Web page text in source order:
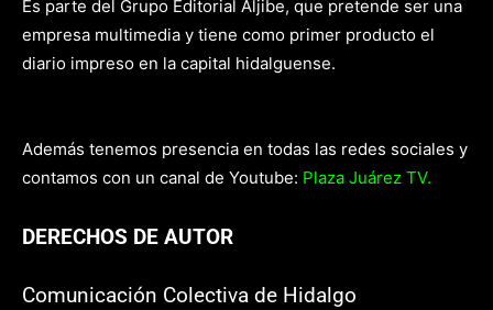
Es parte del Grupo Editorial Aljibe, que pretende ser una
empresa multimedia y tiene como primer producto el
diario impreso en la capital hidalguense.
Además tenemos presencia en todas las redes sociales y
contamos con un canal de Youtube: Plaza Juárez TV.
DERECHOS DE AUTOR
Comunicación Colectiva de Hidalgo